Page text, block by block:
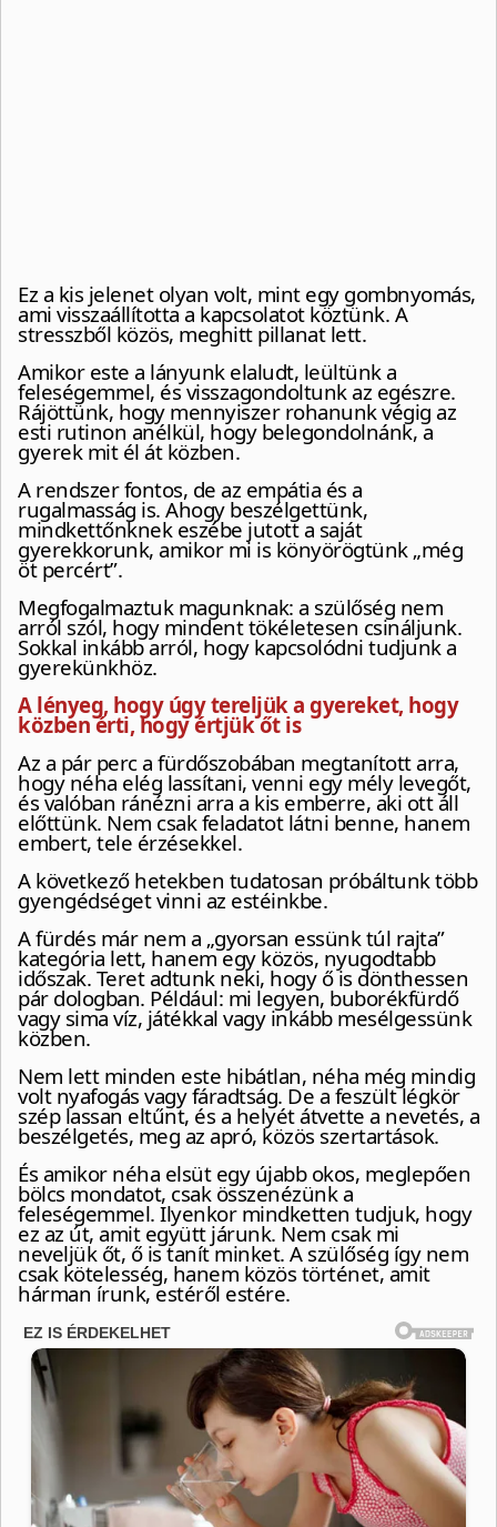
Ez a kis jelenet olyan volt, mint egy gombnyomás,
ami visszaállította a kapcsolatot köztünk. A
stresszből közös, meghitt pillanat lett.
Amikor este a lányunk elaludt, leültünk a
feleségemmel, és visszagondoltunk az egészre.
Rájöttünk, hogy mennyiszer rohanunk végig az
esti rutinon anélkül, hogy belegondolnánk, a
gyerek mit él át közben.
A rendszer fontos, de az empátia és a
rugalmasság is. Ahogy beszélgettünk,
mindkettőnknek eszébe jutott a saját
gyerekkorunk, amikor mi is könyörögtünk „még
öt percért”.
Megfogalmaztuk magunknak: a szülőség nem
arról szól, hogy mindent tökéletesen csináljunk.
Sokkal inkább arról, hogy kapcsolódni tudjunk a
gyerekünkhöz.
A lényeg, hogy úgy tereljük a gyereket, hogy
közben érti, hogy értjük őt is
Az a pár perc a fürdőszobában megtanított arra,
hogy néha elég lassítani, venni egy mély levegőt,
és valóban ránézni arra a kis emberre, aki ott áll
előttünk. Nem csak feladatot látni benne, hanem
embert, tele érzésekkel.
A következő hetekben tudatosan próbáltunk több
gyengédséget vinni az estéinkbe.
A fürdés már nem a „gyorsan essünk túl rajta”
kategória lett, hanem egy közös, nyugodtabb
időszak. Teret adtunk neki, hogy ő is dönthessen
pár dologban. Például: mi legyen, buborékfürdő
vagy sima víz, játékkal vagy inkább mesélgessünk
közben.
Nem lett minden este hibátlan, néha még mindig
volt nyafogás vagy fáradtság. De a feszült légkör
szép lassan eltűnt, és a helyét átvette a nevetés, a
beszélgetés, meg az apró, közös szertartások.
És amikor néha elsüt egy újabb okos, meglepően
bölcs mondatot, csak összenézünk a
feleségemmel. Ilyenkor mindketten tudjuk, hogy
ez az út, amit együtt járunk. Nem csak mi
neveljük őt, ő is tanít minket. A szülőség így nem
csak kötelesség, hanem közös történet, amit
hárman írunk, estéről estére.